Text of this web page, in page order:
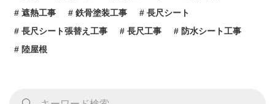
遮熱工事
鉄骨塗装工事
長尺シート
長尺シート張替え工事
長尺工事
防水シート工事
陸屋根